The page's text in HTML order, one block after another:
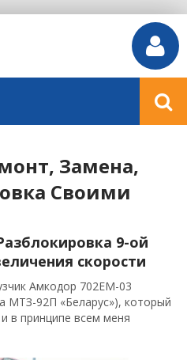
Замена,
Своими
9-ой
скорости
Амкодор 702ЕМ-03
МТЗ-92П «Беларус»), который
в принципе всем меня